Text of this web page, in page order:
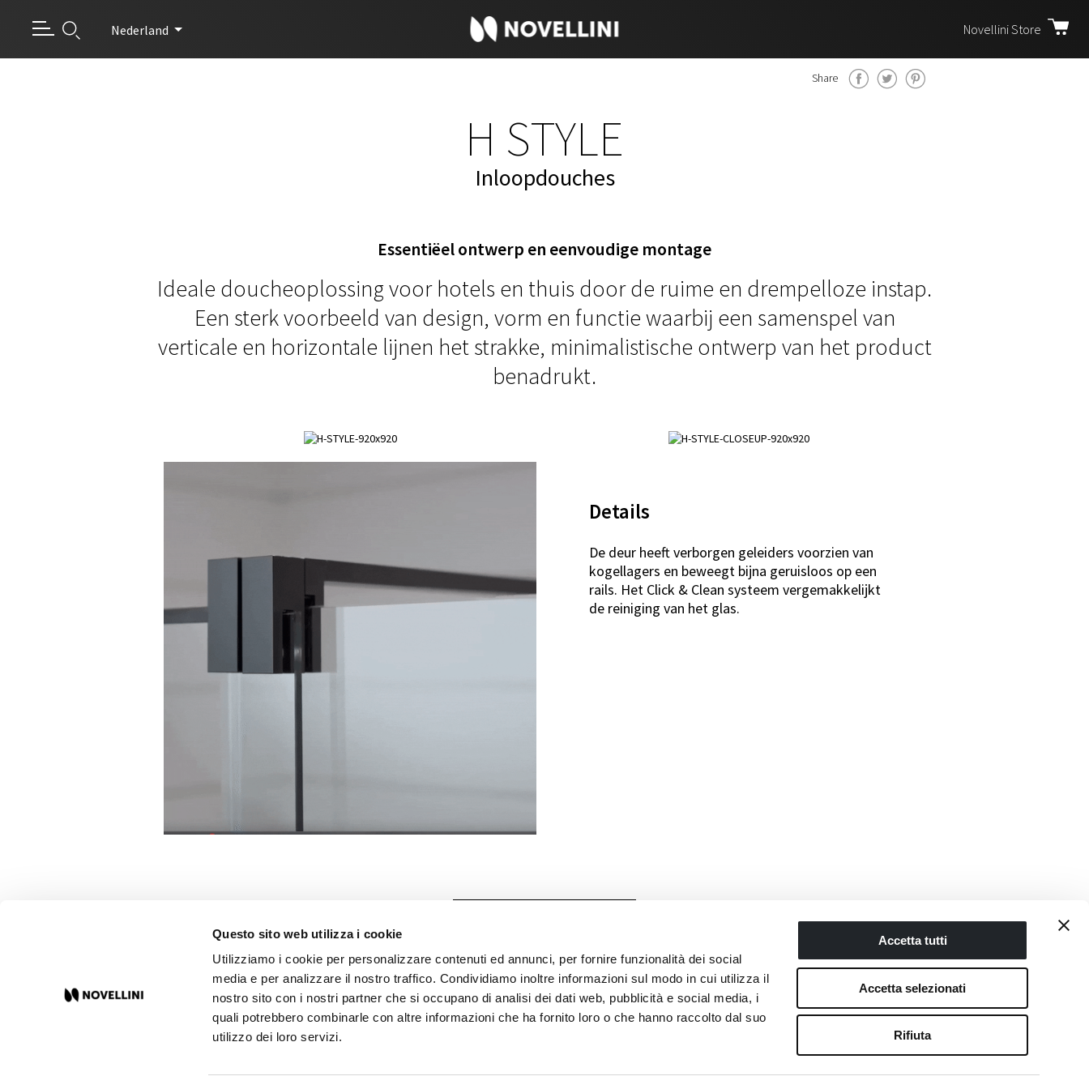
Questo sito web utilizza i cookie
Utilizziamo i cookie per personalizzare contenuti ed annunci, per fornire funzionalità dei social
media e per analizzare il nostro traffico. Condividiamo inoltre informazioni sul modo in cui utilizza il
nostro sito con i nostri partner che si occupano di analisi dei dati web, pubblicità e social media, i
quali potrebbero combinarle con altre informazioni che ha fornito loro o che hanno raccolto dal suo
utilizzo dei loro servizi.
Accetta tutti
Accetta selezionati
Rifiuta
Nederland Novellini Store
Share
H STYLE
Inloopdouches
Essentiëel ontwerp en eenvoudige montage
Ideale doucheoplossing voor hotels en thuis door de ruime en drempelloze instap.
Een sterk voorbeeld van design, vorm en functie waarbij een samenspel van
verticale en horizontale lijnen het strakke, minimalistische ontwerp van het product
benadrukt.
Details
De deur heeft verborgen geleiders voorzien van
kogellagers en beweegt bijna geruisloos op een
rails. Het Click & Clean systeem vergemakkelijkt
de reiniging van het glas.
Share
ALGEMENE PRODUCTVEILIGHEID
© 2023 Novellini Spa P.IVA IT 00690100201 / Made byAdacto